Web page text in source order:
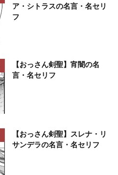
ア・シトラスの名言・名セリ
フ
【おっさん剣聖】宵闇の名
言・名セリフ
【おっさん剣聖】スレナ・リ
サンデラの名言・名セリフ